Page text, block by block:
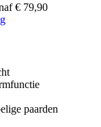
€ 79,90
paarden